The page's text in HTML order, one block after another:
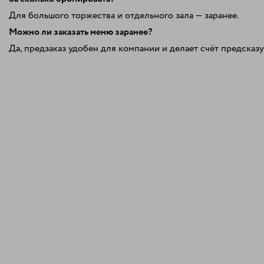
Для большого торжества и отдельного зала — заранее.
Можно ли заказать меню заранее?
Да, предзаказ удобен для компании и делает счёт